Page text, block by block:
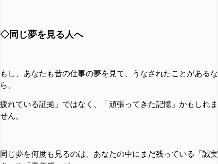
◇同じ夢を見る人へ
もし、あなたも昔の仕事の夢を見て、うなされたことがあるな
ら、
疲れている証拠」ではなく、「頑張ってきた記憶」かもしれま
せん。
同じ夢を何度も見るのは、あなたの中にまだ残っている「誠実